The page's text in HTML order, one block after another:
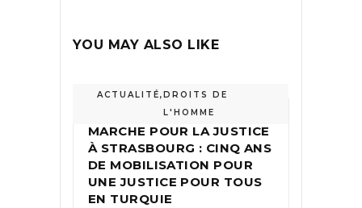
YOU MAY ALSO LIKE
ACTUALITÉ, DROITS DE
L'HOMME
MARCHE POUR LA JUSTICE
À STRASBOURG : CINQ ANS
DE MOBILISATION POUR
UNE JUSTICE POUR TOUS
EN TURQUIE